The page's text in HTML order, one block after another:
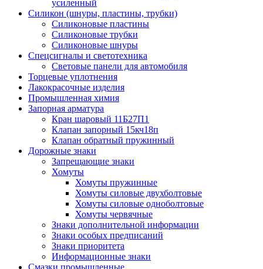
усиленный
Силикон (шнуры, пластины, трубки)
Силиконовые пластины
Силиконовые трубки
Силиконовые шнуры
Спецсигналы и светотехника
Световые панели для автомобиля
Торцевые уплотнения
Лакокрасочные изделия
Промышленная химия
Запорная арматура
Кран шаровый 11Б27П1
Клапан запорный 15кч18п
Клапан обратный пружинный
Дорожные знаки
Запрещающие знаки
Хомуты
Хомуты пружинные
Хомуты силовые двухболтовые
Хомуты силовые одноболтовые
Хомуты червячные
Знаки дополнительной информации
Знаки особых предписаний
Знаки приоритета
Информационные знаки
Смазки промышленные